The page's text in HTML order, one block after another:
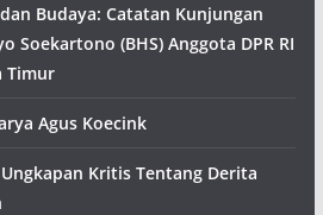
Budaya: Catatan Kunjungan
Soekartono (BHS) Anggota DPR RI
Timur
Agus Koecink
Kritis Tentang Derita